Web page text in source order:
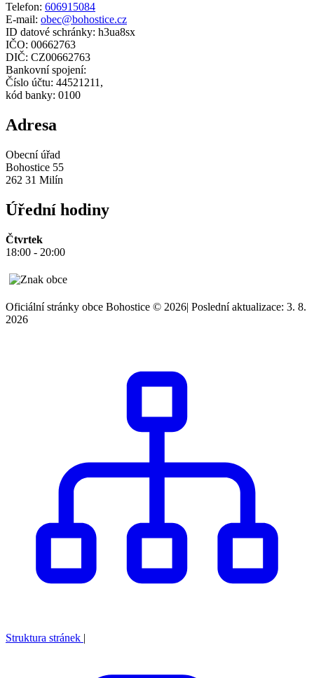
Telefon: 606915084
E-mail: obec@bohostice.cz
ID datové schránky: h3ua8sx
IČO: 00662763
DIČ: CZ00662763
Bankovní spojení:
Číslo účtu: 44521211,
kód banky: 0100
Adresa
Obecní úřad
Bohostice 55
262 31 Milín
Úřední hodiny
Čtvrtek
18:00 - 20:00
Oficiální stránky obce Bohostice © 2026| Poslední aktualizace: 3. 8.
2026
Struktura stránek |